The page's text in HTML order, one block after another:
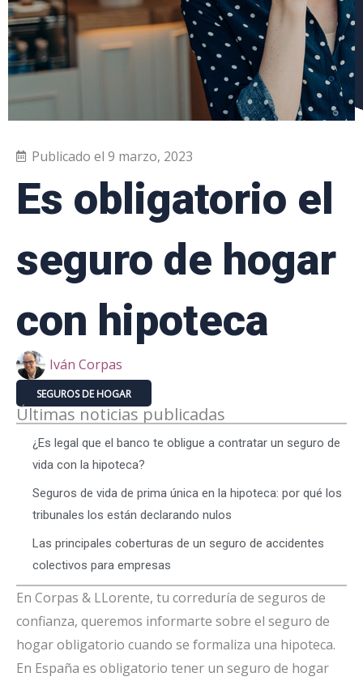
Publicado el 9 marzo, 2023
Es obligatorio el
seguro de hogar
con hipoteca
Iván Corpas
SEGUROS DE HOGAR
Últimas noticias publicadas
¿Es legal que el banco te obligue a contratar un seguro de
vida con la hipoteca?
Seguros de vida de prima única en la hipoteca: por qué los
tribunales los están declarando nulos
Las principales coberturas de un seguro de accidentes
colectivos para empresas
En Corpas & LLorente, tu correduría de seguros de
confianza, queremos informarte sobre el seguro de
hogar obligatorio cuando se formaliza una hipoteca.
En España es obligatorio tener un seguro de hogar